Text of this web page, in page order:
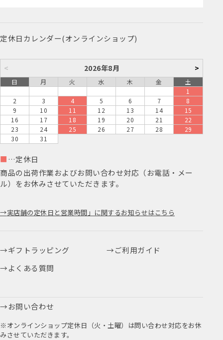
定休日カレンダー(オンラインショップ)
< 2026年8月 >
日 月 火 水 木 金
土
1
2
3 4 5 6 7
8
9
10 11 12 13 14
15
16
17 18 19 20 21
22
23
24 25 26 27 28
29
30
31
■ …定休日
商品の出荷作業およびお問い合わせ対応（お電話・メー
ル）をお休みさせていただきます。
実店舗の定休日と営業時間」に関するお知らせはこちら
ギフトラッピング
ご利用ガイド
よくある質問
お問い合わせ
※オンラインショップ定休日（火・土曜）は問い合わせ対応をお休
みさせていただきます。